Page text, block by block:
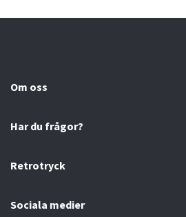
Om oss
Har du frågor?
Retrotryck
Sociala medier